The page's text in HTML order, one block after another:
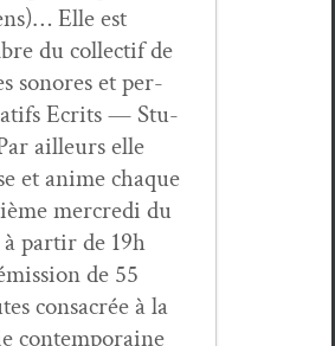
Elle est
du col­lec­tif de
sonores et per­
Ecrits — Stu­
ailleurs elle
et ani­me chaque
mer­cre­di du
par­tir de 19h
de 55
con­sacrée à la
con­tem­po­raine